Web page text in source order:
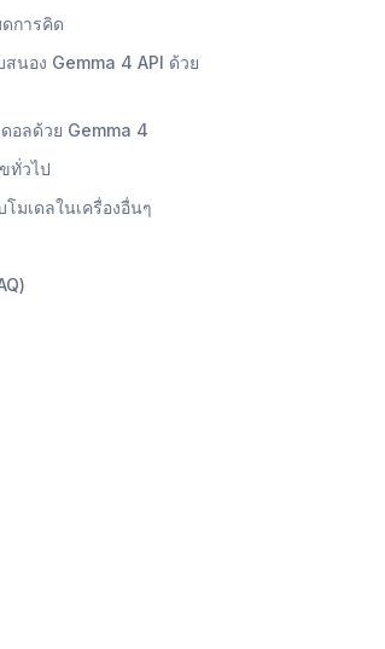
การคิด
นอง Gemma 4 API ด้วย
อลด้วย Gemma 4
ทั่วไป
มเดลในเครื่องอื่นๆ